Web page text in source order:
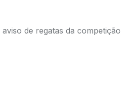
aviso de regatas da competição